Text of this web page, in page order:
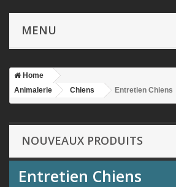
MENU
Home
Animalerie
Chiens Entretien Chiens
NOUVEAUX PRODUITS
Entretien Chiens